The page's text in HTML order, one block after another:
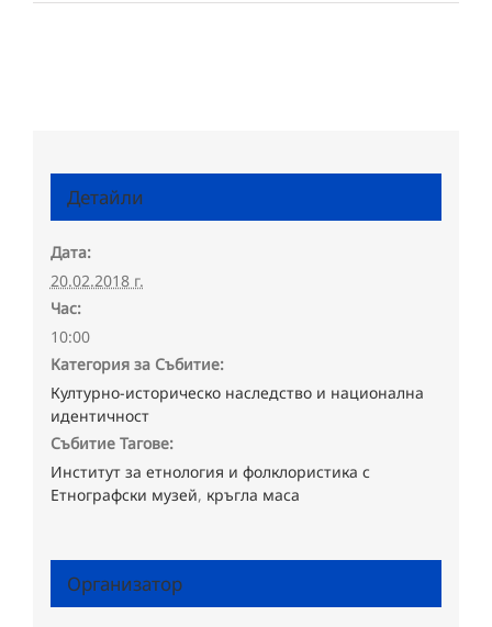
Детайли
Дата:
20.02.2018 г.
Час:
10:00
Категория за Събитие:
Културно-историческо наследство и национална
идентичност
Събитие Тагове:
Институт за етнология и фолклористика с
Етнографски музей, кръгла маса
Организатор